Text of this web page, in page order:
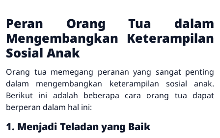
Peran Orang Tua dalam
Mengembangkan Keterampilan
Sosial Anak
Orang tua memegang peranan yang sangat penting
dalam mengembangkan keterampilan sosial anak.
Berikut ini adalah beberapa cara orang tua dapat
berperan dalam hal ini:
1. Menjadi Teladan yang Baik